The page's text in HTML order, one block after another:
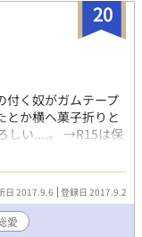
20
付く奴がガムテープ
とか横へ菓子折りと
しい....。 →R15は保
す。 →BLですが女の
日 2017.9.6 登録日 2017.9.2
愛